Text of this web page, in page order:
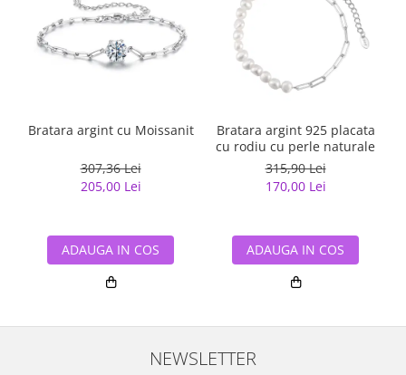
Bratara argint cu Moissanit
307,36 Lei
205,00 Lei
ADAUGA IN COS
Bratara argint 925 placata
cu rodiu cu perle naturale
315,90 Lei
170,00 Lei
ADAUGA IN COS
NEWSLETTER